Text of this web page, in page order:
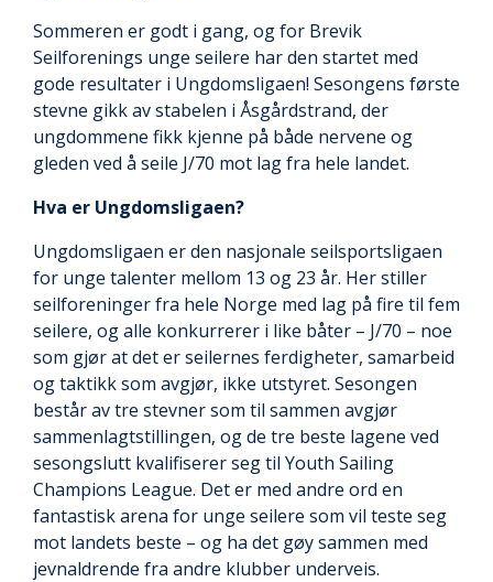
Sommeren er godt i gang, og for Brevik
Seilforenings unge seilere har den startet med
gode resultater i Ungdomsligaen! Sesongens første
stevne gikk av stabelen i Åsgårdstrand, der
ungdommene fikk kjenne på både nervene og
gleden ved å seile J/70 mot lag fra hele landet.
Hva er Ungdomsligaen?
Ungdomsligaen er den nasjonale seilsportsligaen
for unge talenter mellom 13 og 23 år. Her stiller
seilforeninger fra hele Norge med lag på fire til fem
seilere, og alle konkurrerer i like båter – J/70 – noe
som gjør at det er seilernes ferdigheter, samarbeid
og taktikk som avgjør, ikke utstyret. Sesongen
består av tre stevner som til sammen avgjør
sammenlagtstillingen, og de tre beste lagene ved
sesongslutt kvalifiserer seg til Youth Sailing
Champions League. Det er med andre ord en
fantastisk arena for unge seilere som vil teste seg
mot landets beste – og ha det gøy sammen med
jevnaldrende fra andre klubber underveis.